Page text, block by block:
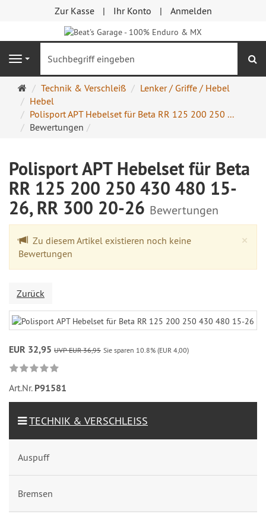
Zur Kasse Ihr Konto Anmelden
Navigation
Startseite
Technik & Verschleiß
Lenker / Griffe / Hebel
Hebel
Polisport APT Hebelset für Beta RR 125 200 250 ...
Bewertungen
Polisport APT Hebelset für Beta
RR 125 200 250 430 480 15-
26, RR 300 20-26 Bewertungen
×
Zu diesem Artikel existieren noch keine
Bewertungen
Zurück
EUR 32,95 UVP EUR 36,95 Sie sparen 10.8% (EUR 4,00)
Art.Nr. P91581
TECHNIK & VERSCHLEISS
Auspuff
Bremsen